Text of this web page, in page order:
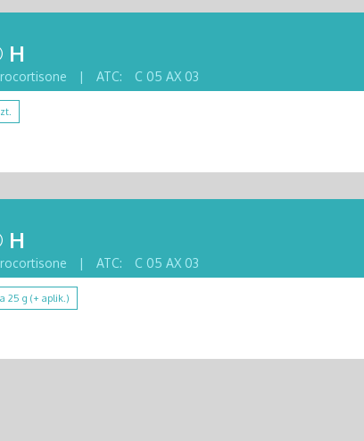
H
| ATC: C 05 AX 03
H
| ATC: C 05 AX 03
25 g (+ aplik.)